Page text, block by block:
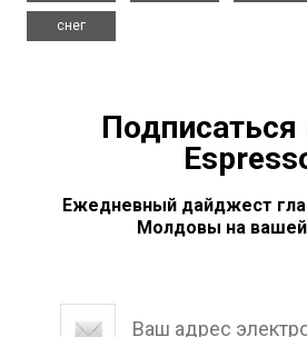
снег
Подписаться
Ежедневный дайджест
Молдовы на вашей